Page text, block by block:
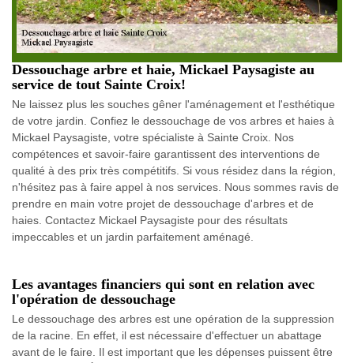
Dessouchage arbre et haie, Mickael Paysagiste au
service de tout Sainte Croix!
Ne laissez plus les souches gêner l'aménagement et l'esthétique
de votre jardin. Confiez le dessouchage de vos arbres et haies à
Mickael Paysagiste, votre spécialiste à Sainte Croix. Nos
compétences et savoir-faire garantissent des interventions de
qualité à des prix très compétitifs. Si vous résidez dans la région,
n'hésitez pas à faire appel à nos services. Nous sommes ravis de
prendre en main votre projet de dessouchage d'arbres et de
haies. Contactez Mickael Paysagiste pour des résultats
impeccables et un jardin parfaitement aménagé.
Les avantages financiers qui sont en relation avec
l'opération de dessouchage
Le dessouchage des arbres est une opération de la suppression
de la racine. En effet, il est nécessaire d'effectuer un abattage
avant de le faire. Il est important que les dépenses puissent être